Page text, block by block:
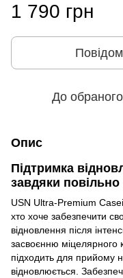
1 790 грн
До обраного
Опис
Підтримка
завдяки
USN Ultra-Premium
хто хоче забезпечити
відновлення після
засвоєнню міцелярного
підходить для прийому
відновлюється.